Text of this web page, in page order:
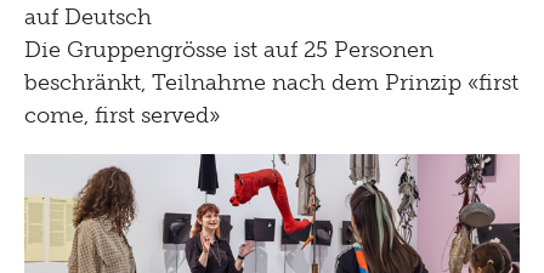
auf Deutsch
Die Gruppengrösse ist auf 25 Personen
beschränkt, Teilnahme nach dem Prinzip «first
come, first served»